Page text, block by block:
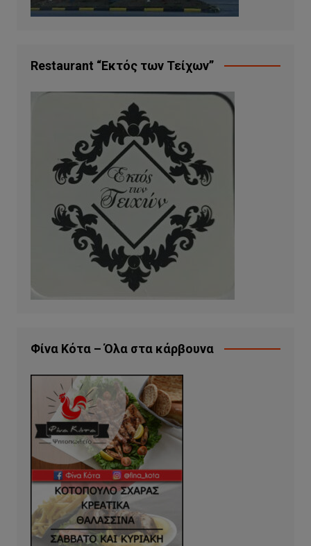
Restaurant “Εκτός των Τείχων”
Φίνα Κότα – Όλα στα κάρβουνα